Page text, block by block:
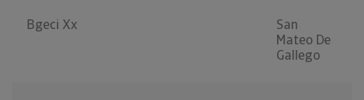
Bgeci Xx
San
Mateo De
Gallego